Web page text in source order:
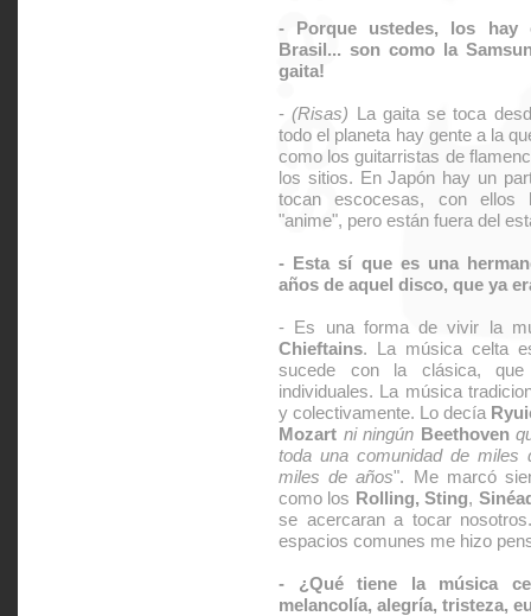
- Porque ustedes, los hay
Brasil... son como la
gaita!
-(Risas) La gaita se toca
todo el planeta hay gente a la
como los guitarristas de
los sitios. En Japón hay un
tocan escocesas, con ellos
"anime", pero están fuera del
- Esta sí que es una
años de aquel disco, que ya
- Es una forma de vivir la
Chieftains. La música celta
sucede con la clásica,
individuales. La música
y colectivamente. Lo decía
Mozart ni ningún Beethoven
toda una comunidad de miles
miles de años". Me marcó
como los Rolling, Sting,
se acercaran a tocar
espacios comunes me hizo
- ¿Qué tiene la música
melancolía, alegría, tristeza,